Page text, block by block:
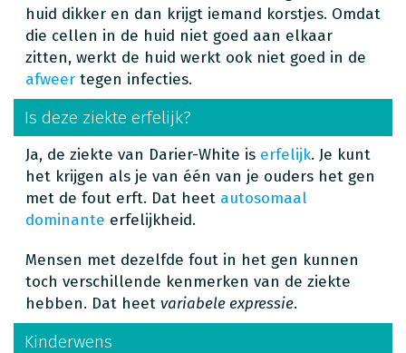
huid dikker en dan krijgt iemand korstjes. Omdat
die cellen in de huid niet goed aan elkaar
zitten, werkt de huid werkt ook niet goed in de
afweer tegen infecties.
Is deze ziekte erfelijk?
Ja, de ziekte van Darier-White is erfelijk. Je kunt
het krijgen als je van één van je ouders het gen
met de fout erft. Dat heet autosomaal
dominante erfelijkheid.
Mensen met dezelfde fout in het gen kunnen
toch verschillende kenmerken van de ziekte
hebben. Dat heet variabele expressie.
Kinderwens